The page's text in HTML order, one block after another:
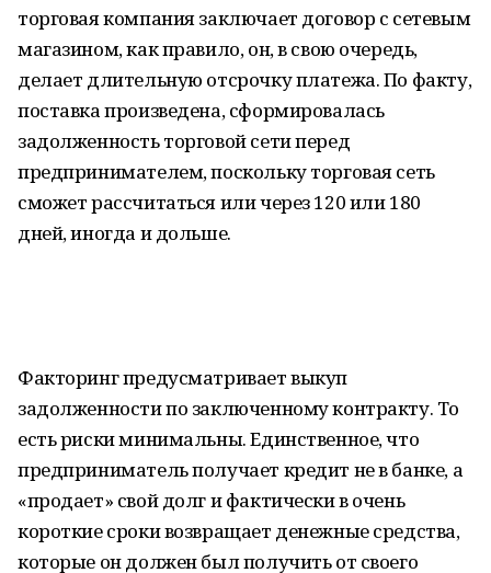
торговая компания заключает договор с сетевым
магазином, как правило, он, в свою очередь,
делает длительную отсрочку платежа. По факту,
поставка произведена, сформировалась
задолженность торговой сети перед
предпринимателем, поскольку торговая сеть
сможет рассчитаться или через 120 или 180
дней, иногда и дольше.
Факторинг предусматривает выкуп
задолженности по заключенному контракту. То
есть риски минимальны. Единственное, что
предприниматель получает кредит не в банке, а
«продает» свой долг и фактически в очень
короткие сроки возвращает денежные средства,
которые он должен был получить от своего